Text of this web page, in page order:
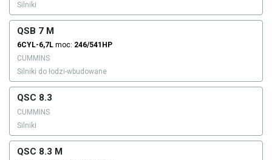
Silniki
QSB 7 M
6CYL-6,7L moc: 246/541HP
CUMMINS
Silniki do łodzi-wbudowane
QSC 8.3
CUMMINS
Silniki
QSC 8.3 M